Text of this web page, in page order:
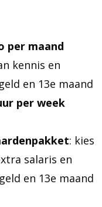
per maand
kennis en
en 13e maand
per week
: kies
salaris en
en 13e maand